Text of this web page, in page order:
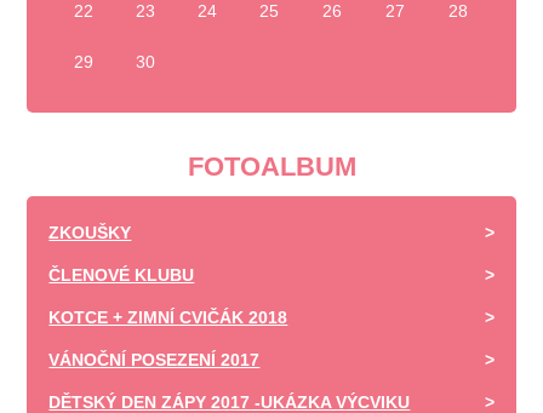
22 23 24 25 26 27 28
29 30
FOTOALBUM
ZKOUŠKY
ČLENOVÉ KLUBU
KOTCE + ZIMNÍ CVIČÁK 2018
VÁNOČNÍ POSEZENÍ 2017
DĚTSKÝ DEN ZÁPY 2017 -UKÁZKA VÝCVIKU